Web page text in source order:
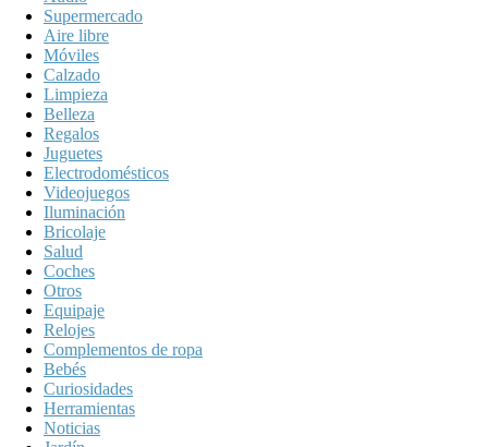
Supermercado
Aire libre
Móviles
Calzado
Limpieza
Belleza
Regalos
Juguetes
Electrodomésticos
Videojuegos
Iluminación
Bricolaje
Salud
Coches
Otros
Equipaje
Relojes
Complementos de ropa
Bebés
Curiosidades
Herramientas
Noticias